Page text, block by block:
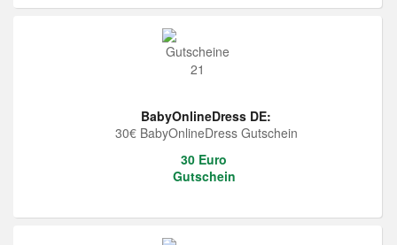
BabyOnlineDress DE:
30€ BabyOnlineDress Gutschein
30 Euro
Gutschein